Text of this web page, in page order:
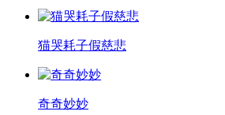
猫哭耗子假慈悲
奇奇妙妙